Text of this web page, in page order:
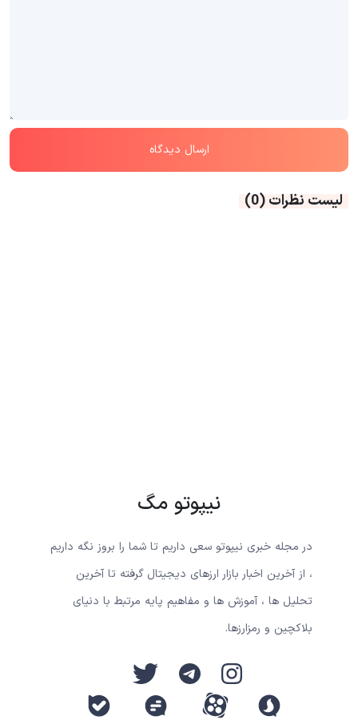
لیست نظرات(0)
نیپوتو مگ
در مجله خبری نیپوتو سعی داریم تا شما را بروز نگه داریم
، از آخرین اخبار بازار ارزهای دیجیتال گرفته تا آخرین
تحلیل ها ، آموزش ها و مفاهیم پایه مرتبط با دنیای
بلاکچین و رمزارزها.